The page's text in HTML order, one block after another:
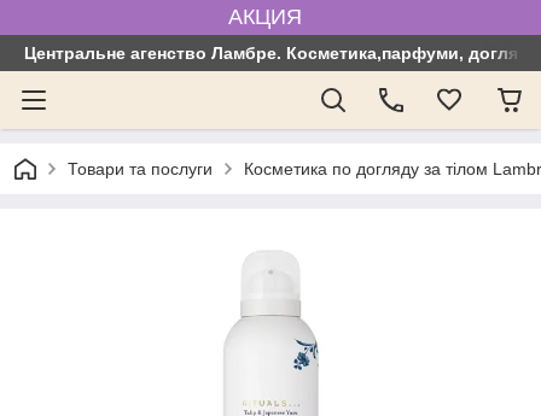
АКЦИЯ
Центральне агенство Ламбре. Косметика,парфуми, догляд
Товари та послуги Косметика по догляду за тілом